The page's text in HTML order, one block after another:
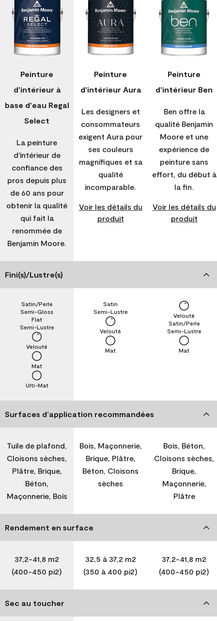
Peinture
d’intérieur à
base d'eau Regal
Select
La peinture
d'intérieur de
confiance des
pros depuis plus
de 60 ans pour
obtenir la qualité
qui fait la
renommée de
Benjamin Moore.
Peinture
d'intérieur Aura
Les designers et
consommateurs
exigent Aura pour
ses couleurs
magnifiques et sa
qualité
incomparable.
Voir les détails du
produit
Peinture
d'intérieur Ben
Ben offre la
qualité Benjamin
Moore et une
expérience de
peinture sans
effort, du début à
la fin.
Voir les détails du
produit
Fini(s)/Lustre(s)
Ulti-Mat
Mat
Velouté
Semi-Lustre
Flat
Semi-Gloss
Satin/Perle
Mat
Velouté
Semi-Lustre
Satin
Mat
Semi-Lustre
Satin/Perle
Velouté
Surfaces d’application recommandées
Tuile de plafond,
Cloisons sèches,
Plâtre, Brique,
Béton,
Maçonnerie, Bois
Bois, Maçonnerie,
Brique, Plâtre,
Béton, Cloisons
sèches
Bois, Béton,
Cloisons sèches,
Brique,
Maçonnerie,
Plâtre
Rendement en surface
37,2-41,8 m2
(400-450 pi2)
32,5 à 37,2 m2
(350 à 400 pi2)
37,2-41,8 m2
(400-450 pi2)
Sec au toucher